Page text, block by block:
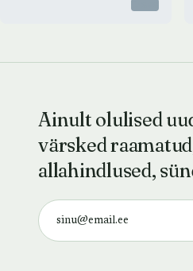
Ainult olulised
värsked
allahindlused,